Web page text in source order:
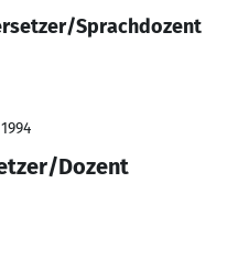
Sprachdozent
Dozent